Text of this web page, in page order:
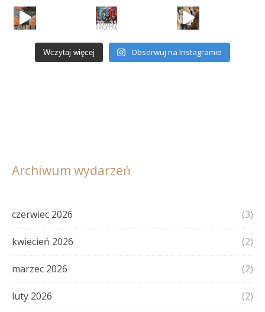
Za nami wyjątkowy wieczór w Galerii GX
Wernis
Wczytaj więcej Obserwuj na Instagramie
Archiwum wydarzeń
czerwiec 2026 (3)
kwiecień 2026 (2)
marzec 2026 (2)
luty 2026 (2)